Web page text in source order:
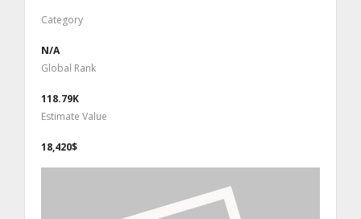
Category
N/A
Global Rank
118.79K
Estimate Value
18,420$